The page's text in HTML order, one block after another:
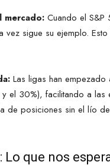
mercado: Cuando el
sigue su ejemplo.
Las ligas han
y el 30%), facilitando a
de posiciones sin el lío
Lo que nos